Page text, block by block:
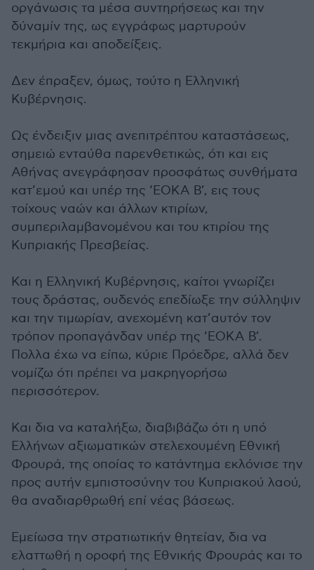
οργάνωσις τα μέσα συντηρήσεως και την
δύναμίν της, ως εγγράφως μαρτυρούν
τεκμήρια και αποδείξεις.
Δεν έπραξεν, όμως, τούτο η Ελληνική
Κυβέρνησις.
Ως ένδειξιν μιας ανεπιτρέπτου καταστάσεως,
σημειώ ενταύθα παρενθετικώς, ότι και εις
Αθήνας ανεγράφησαν προσφάτως συνθήματα
κατ’εμού και υπέρ της ‘ΕΟΚΑ Β’, εις τους
τοίχους ναών και άλλων κτιρίων,
συμπεριλαμβανομένου και του κτιρίου της
Κυπριακής Πρεσβείας.
Και η Ελληνική Κυβέρνησις, καίτοι γνωρίζει
τους δράστας, ουδενός επεδίωξε την σύλληψιν
και την τιμωρίαν, ανεχομένη κατ’αυτόν τον
τρόπον προπαγάνδαν υπέρ της ‘ΕΟΚΑ Β’.
Πολλα έχω να είπω, κύριε Πρόεδρε, αλλά δεν
νομίζω ότι πρέπει να μακρηγορήσω
περισσότερον.
Και δια να καταλήξω, διαβιβάζω ότι η υπό
Ελλήνων αξιωματικών στελεχουμένη Εθνική
Φρουρά, της οποίας το κατάντημα εκλόνισε την
προς αυτήν εμπιστοσύνην του Κυπριακού λαού,
θα αναδιαρθρωθή επί νέας βάσεως.
Εμείωσα την στρατιωτικήν θητείαν, δια να
ελαττωθή η οροφή της Εθνικής Φρουράς και το